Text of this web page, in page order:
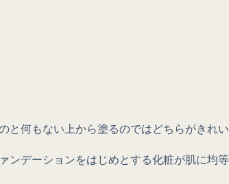
何もない上から塗るのではどちらがきれ
デーションをはじめとする化粧が肌に均